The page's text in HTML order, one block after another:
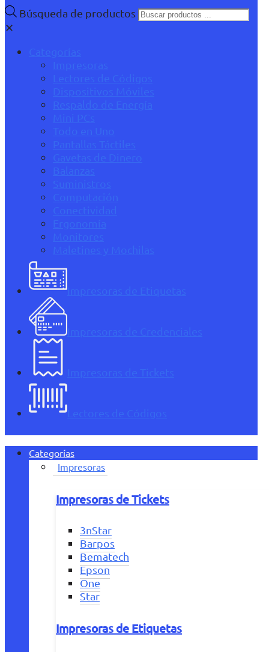
Búsqueda de productos
✕
Categorías
Impresoras
Lectores de Códigos
Dispositivos Móviles
Respaldo de Energía
Mini PCs
Todo en Uno
Pantallas Táctiles
Gavetas de Dinero
Balanzas
Suministros
Computación
Conectividad
Ergonomía
Monitores
Maletines y Mochilas
Impresoras de Etiquetas
Impresoras de Credenciales
Impresoras de Tickets
Lectores de Códigos
Categorías
Impresoras
Impresoras de Tickets
3nStar
Barpos
Bematech
Epson
One
Star
Impresoras de Etiquetas